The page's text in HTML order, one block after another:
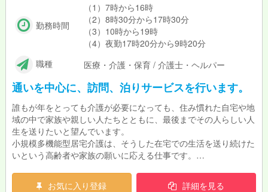
勤務時間
（1）7時から16時
（2）8時30分から17時30分
（3）10時から19時
（4）夜勤17時20分から9時20分
職種
医療・介護・保育 / 介護士・ヘルパー
通いを中心に、訪問、泊りサービスを行います。
誰もが年をとっても介護が必要になっても、住み慣れた自宅や地
域の中で家族や親しい人たちとともに、最後までその人らしい人
生を送りたいと望んでいます。
小規模多機能型居宅介護は、そうした在宅での生活を送り続けた
いという高齢者や家族の願いに応える仕事です。
お気に入り登録
詳細を見る